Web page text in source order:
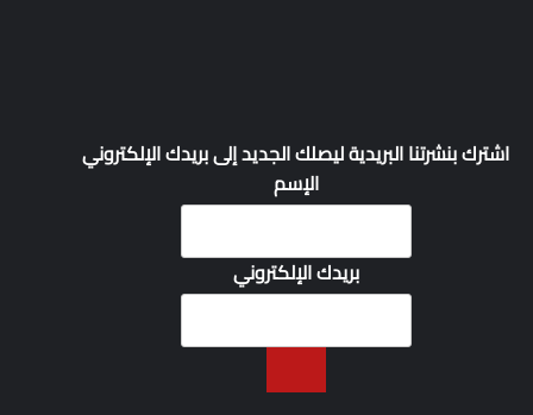
اشترك بنشرتنا البريدية ليصلك الجديد إلى بريدك الإلكتروني
الإسم
بريدك الإلكتروني